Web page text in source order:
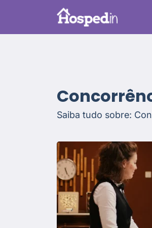
Saiba tudo sobre: